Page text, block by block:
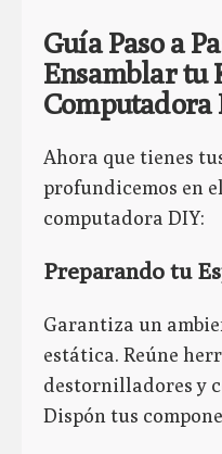
Guía Paso a
Ensamblar tu
Computadora
Ahora que tienes
profundicemos en
computadora DIY:
Preparando tu
Garantiza un
estática. Reúne
destornilladores y
Dispón tus